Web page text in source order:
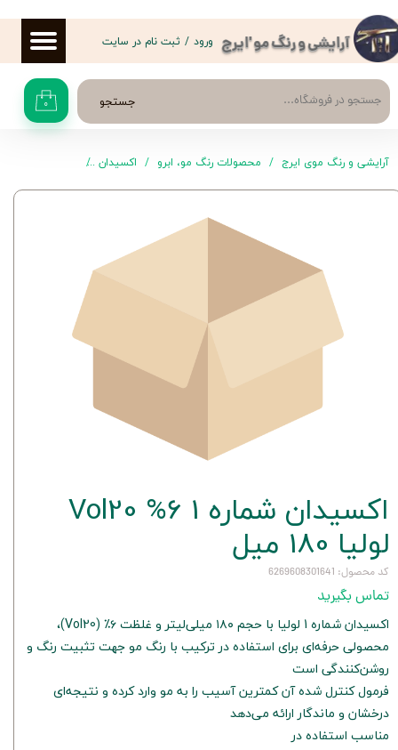
آرایشی و رنگ مو 'ایرج
جستجو ۰
ورود / ثبت نام در سایت
حساب کاربری من
تغییر گذر واژه
سفارشات
خروج از حساب کاربری
آرایشی و رنگ موی ایرج محصولات رنگ مو، ابرو اکسیدان
اکسیدان شماره 1 6% Vol20
لولیا 180 میل
کد محصول: 6269608301641
تماس بگیرید
اکسیدان شماره 1 لولیا با حجم ۱۸۰ میلی‌لیتر و غلظت ۶٪ (Vol20)،
محصولی حرفه‌ای برای استفاده در ترکیب با رنگ مو جهت تثبیت رنگ و
روشن‌کنندگی است
فرمول کنترل شده آن کمترین آسیب را به مو وارد کرده و نتیجه‌ای
درخشان و ماندگار ارائه می‌دهد
مناسب استفاده در